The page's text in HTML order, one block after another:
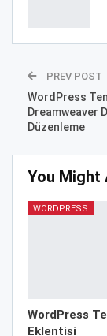
PREV POST
WordPress
Dreamweaver
Düzenleme
You Might
WORDPRESS
WordPress
Eklentisi